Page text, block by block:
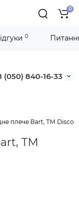
(050) 840-16-33
0
плече Bart, ТМ
ТМ
0